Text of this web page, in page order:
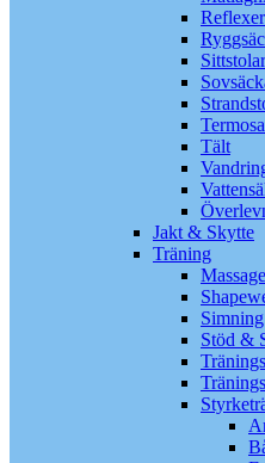
Sittstolar
Tält
Jakt & Skytte
Träning
Simning
Stöd &